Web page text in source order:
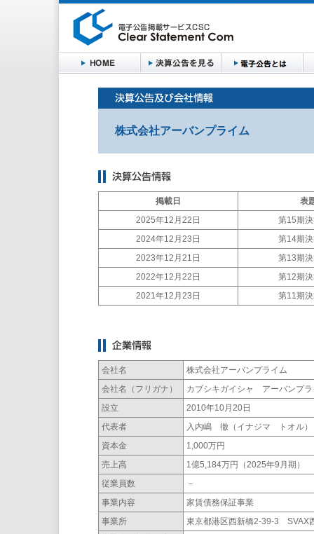
株式会社アーバンプライム
掲載日
表
2025年12月22日
第15期
2024年12月23日
第14期
2023年12月21日
第13期
2022年12月22日
第12期
2021年12月23日
第11期
会社名
株式会社アーバンプライム
会社名（フリガナ）
カブシキガイシャ アーバンプラ
設立
2010年10月20日
代表者
入内嶋 徹（イナジマ トオル）
資本金
1,000万円
売上高
1億5,184万円（2025年9月期）
従業員数
－
事業内容
家賃債務保証事業
事業所
東京都港区西新橋2-39-3 SVAX